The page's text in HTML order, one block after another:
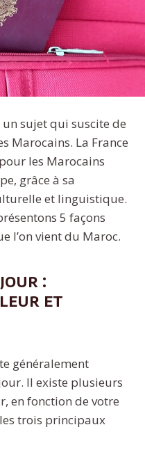
un sujet qui suscite de
Marocains. La France
les Marocains
grâce à sa
et linguistique.
5 façons
l’on vient du Maroc.
:
et
généralement
Il existe plusieurs
en fonction de votre
trois principaux